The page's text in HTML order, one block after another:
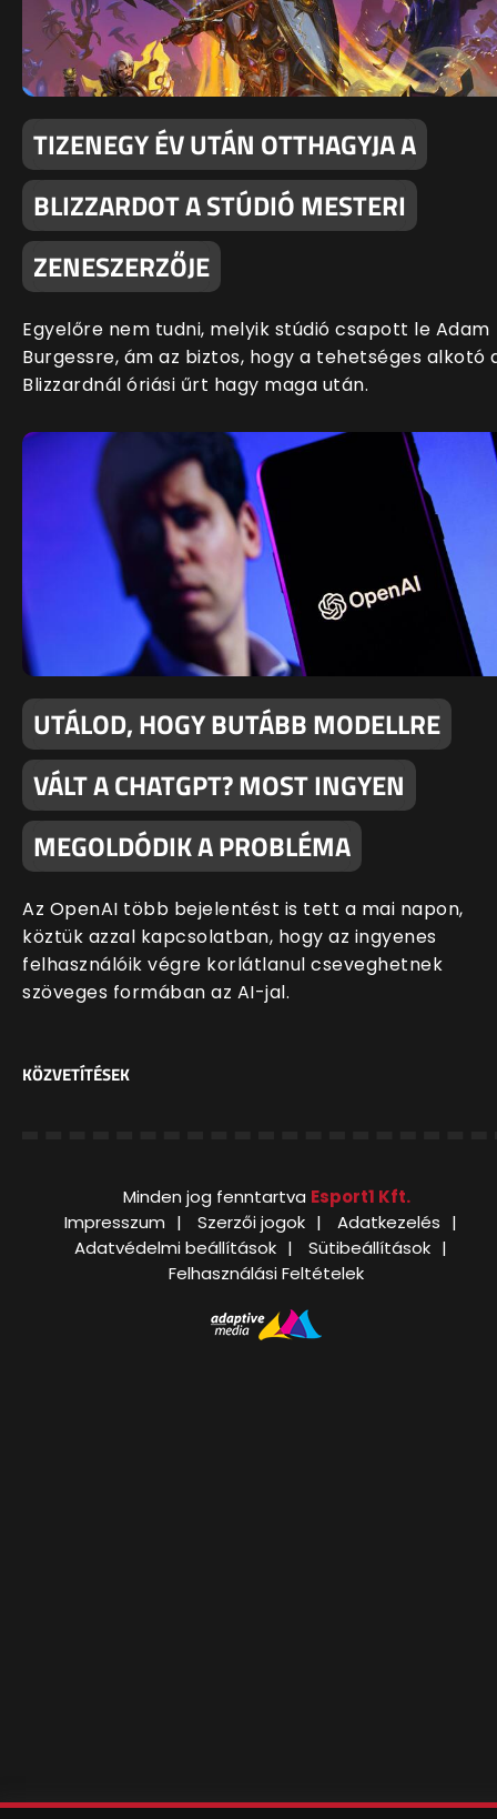
TIZENEGY ÉV UTÁN OTTHAGYJA A
BLIZZARDOT A STÚDIÓ MESTERI
ZENESZERZŐJE
Egyelőre nem tudni, melyik stúdió csapott le Adam
Burgessre, ám az biztos, hogy a tehetséges alkotó
Blizzardnál óriási űrt hagy maga után.
UTÁLOD, HOGY BUTÁBB MODELLRE
VÁLT A CHATGPT? MOST INGYEN
MEGOLDÓDIK A PROBLÉMA
Az OpenAI több bejelentést is tett a mai napon,
köztük azzal kapcsolatban, hogy az ingyenes
felhasználóik végre korlátlanul cseveghetnek
szöveges formában az AI-jal.
KÖZVETÍTÉSEK
Minden jog fenntartva Esport1 Kft.
Impresszum
Szerzői jogok
Adatkezelés
Adatvédelmi beállítások
Sütibeállítások
Felhasználási Feltételek